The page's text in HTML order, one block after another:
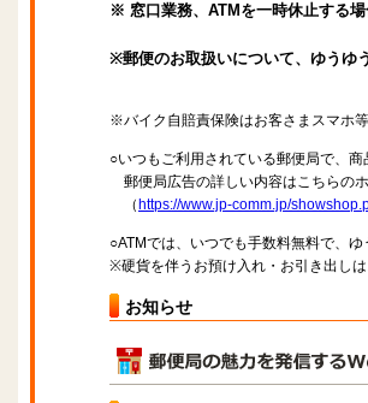
※ 窓口業務、ATMを一時休止する場
※郵便のお取扱いについて、ゆうゆ
※バイク自賠責保険はお客さまスマホ
○いつもご利用されている郵便局で、
郵便局広告の詳しい内容はこちらの
（ https://www.jp-comm.jp/
○ATMでは、いつでも手数料無料で、
※硬貨を伴うお預け入れ・お引き出し
お知らせ